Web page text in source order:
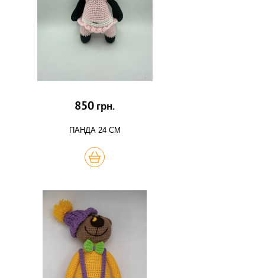
850 грн.
ПАНДА 24 СМ
КУПИТЬ